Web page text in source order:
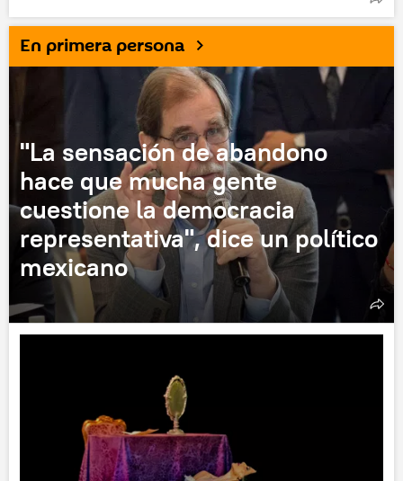
En primera persona
"La sensación de abandono
hace que mucha gente
cuestione la democracia
representativa", dice un político
mexicano